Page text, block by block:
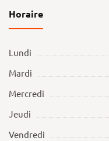
Horaire
Lundi
Mardi
Mercredi
Jeudi
Vendredi